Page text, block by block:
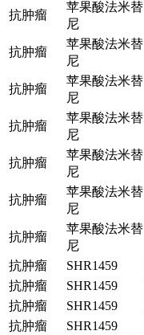
抗肿瘤
苹果酸法米替
尼
抗肿瘤
苹果酸法米替
尼
抗肿瘤
苹果酸法米替
尼
抗肿瘤
苹果酸法米替
尼
抗肿瘤
苹果酸法米替
尼
抗肿瘤
苹果酸法米替
尼
抗肿瘤
苹果酸法米替
尼
抗肿瘤 SHR1459
抗肿瘤
SHR1459
抗肿瘤
SHR1459
抗肿瘤
SHR1459